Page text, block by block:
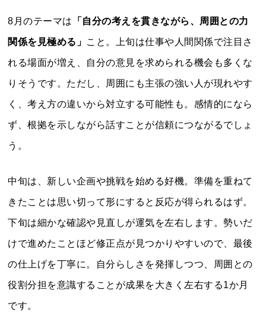
8月のテーマは 「自分の考えを貫きながら、周囲との力
関係を見極める」 こと。上旬は仕事や人間関係で注目さ
れる場面が増え、自分の意見を求められる機会も多くな
りそうです。ただし、周囲にも主張の強い人が現れやす
く、考え方の違いから対立する可能性も。感情的になら
ず、根拠を示しながら話すことが信頼につながるでしょ
う。
中旬は、新しい企画や挑戦を始める好機。準備を重ねて
きたことは思い切って形にすると反応が得られるはず。
下旬は細かな確認や見直しが運気を左右します。勢いだ
けで進めたことほど修正点が見つかりやすいので、最後
の仕上げを丁寧に。自分らしさを発揮しつつ、周囲との
役割分担を意識することが成果を大きく左右する1か月
です。